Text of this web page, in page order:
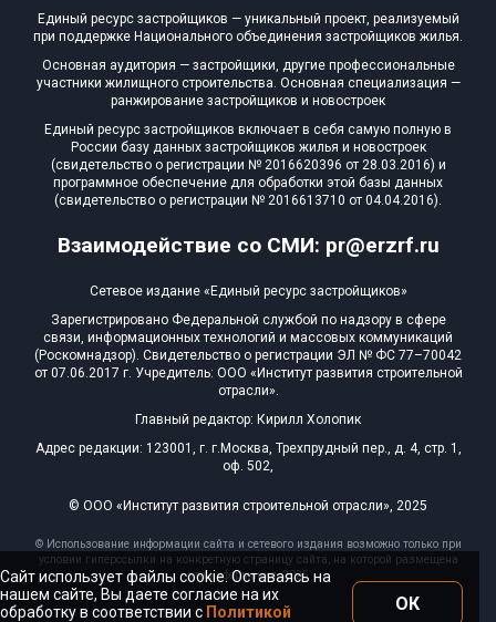
Взаимодействие со СМИ: pr@erzrf.ru
Единый ресурс застройщиков — уникальный проект, реализуемый
при поддержке Национального объединения застройщиков жилья.
Основная аудитория — застройщики, другие профессиональные
участники жилищного строительства. Основная специализация —
ранжирование застройщиков и новостроек
Единый ресурс застройщиков включает в себя самую полную в
России базу данных застройщиков жилья и новостроек
(свидетельство о регистрации № 2016620396 от 28.03.2016) и
программное обеспечение для обработки этой базы данных
(свидетельство о регистрации № 2016613710 от 04.04.2016).
Сетевое издание «Единый ресурс застройщиков»
Зарегистрировано Федеральной службой по надзору в сфере
связи, информационных технологий и массовых коммуникаций
(Роскомнадзор). Свидетельство о регистрации ЭЛ № ФС 77–70042
от 07.06.2017 г. Учредитель: ООО «Институт развития строительной
отрасли».
Главный редактор: Кирилл Холопик
Адрес редакции: 123001, г. г.Москва, Трехпрудный пер., д. 4, стр. 1,
оф. 502,
© ООО «Институт развития строительной отрасли», 2025
© Использование информации сайта и сетевого издания возможно только при
условии гиперссылки на конкретную страницу сайта, на которой размещена
эта информация, 2025
Сайт использует файлы cookie. Оставаясь на
нашем сайте, Вы даете согласие на их
обработку в соответствии с Политикой
ОК